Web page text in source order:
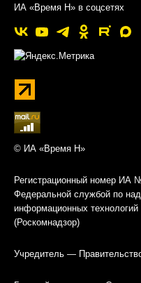
ИА «Время Н» в соцсетях
© ИА «Время Н»
Регистрационный номер ИА
Федеральной службой по
информационных
(Роскомнадзор)
Учредитель —